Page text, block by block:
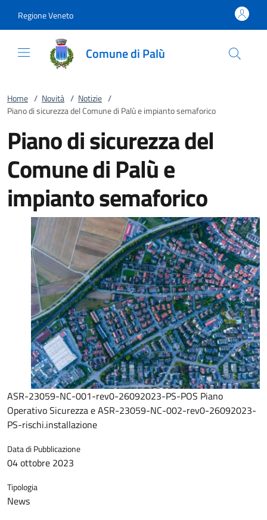
Regione Veneto
Comune di Palù
Home / Novità / Notizie /
Piano di sicurezza del Comune di Palù e impianto semaforico
Piano di sicurezza del
Comune di Palù e
impianto semaforico
ASR-23059-NC-001-rev0-26092023-PS-POS Piano
Operativo Sicurezza e ASR-23059-NC-002-rev0-26092023-
PS-rischi.installazione
Data di Pubblicazione
04 ottobre 2023
Tipologia
News